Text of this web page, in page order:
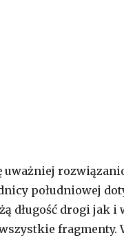
uważniej
południowej
długość drogi jak i
fragmenty.